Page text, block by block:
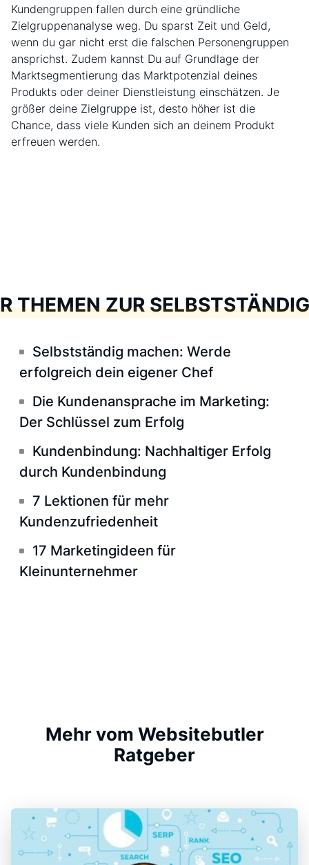
Kundengruppen fallen durch eine gründliche
Zielgruppenanalyse weg. Du sparst Zeit und Geld,
wenn du gar nicht erst die falschen Personengruppen
ansprichst. Zudem kannst Du auf Grundlage der
Marktsegmentierung das Marktpotenzial deines
Produkts oder deiner Dienstleistung einschätzen. Je
größer deine Zielgruppe ist, desto höher ist die
Chance, dass viele Kunden sich an deinem Produkt
erfreuen werden.
THEMEN ZUR
Selbstständig machen: Werde
erfolgreich dein eigener Chef
Die Kundenansprache im Marketing:
Der Schlüssel zum Erfolg
Kundenbindung: Nachhaltiger Erfolg
durch Kundenbindung
7 Lektionen für mehr
Kundenzufriedenheit
17 Marketingideen für
Kleinunternehmer
Mehr vom Websitebutler
Ratgeber